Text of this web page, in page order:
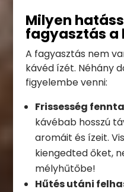
Milyen
fagyasztás a
A fagyasztás nem
kávéd ízét. Néhány
figyelembe venni:
Frissesség
kávébab hosszú
aromáit és ízeit.
kiengedted őket,
mélyhűtőbe!
Hűtés utáni